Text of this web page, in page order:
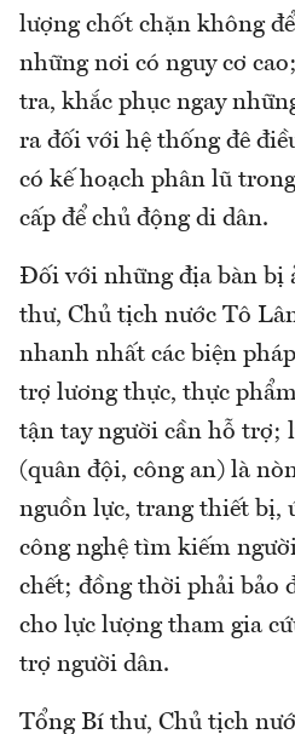
lượng chốt chặn không
những nơi có nguy cơ
tra, khắc phục ngay
ra đối với hệ thống đê
có kế hoạch phân lũ
cấp để chủ động di dân.
Đối với những địa bàn bị
thư, Chủ tịch nước Tô
nhanh nhất các biện
trợ lương thực, thực
tận tay người cần hỗ trợ;
(quân đội, công an) là
nguồn lực, trang thiết bị,
công nghệ tìm kiếm
chết; đồng thời phải bảo
cho lực lượng tham gia
trợ người dân.
Tổng Bí thư, Chủ tịch